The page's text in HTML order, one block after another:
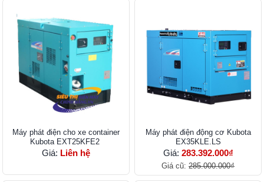
Máy phát điện cho xe container
Kubota EXT25KFE2
Giá: Liên hệ
Máy phát điện động cơ Kubota
EX35KLE.LS
Giá: 283.392.000₫
Giá cũ: 285.000.000₫